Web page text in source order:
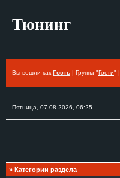
Тюнинг
Вы вошли как Гость | Группа "Гости" |
Пятница, 07.08.2026, 06:25
» Категории раздела